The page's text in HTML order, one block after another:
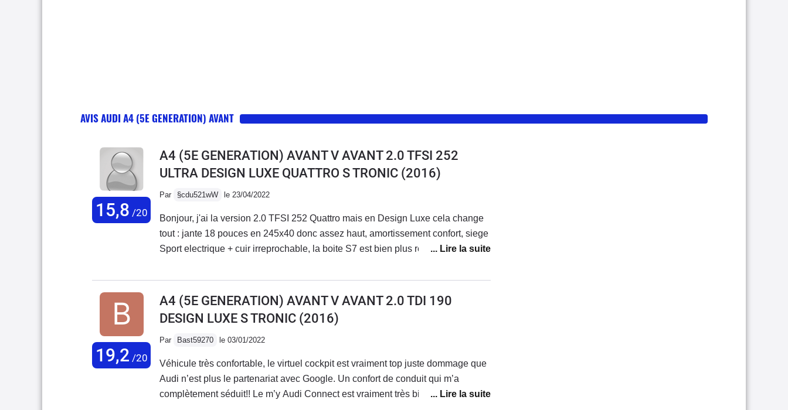
AVIS AUDI A4 (5E GENERATION) AVANT
15,8 /20
A4 (5E GENERATION) AVANT V AVANT 2.0 TFSI 252
ULTRA DESIGN LUXE QUATTRO S TRONIC (2016)
Par §cdu521wW le 23/04/2022
Bonjour, j'ai la version 2.0 TFSI 252 Quattro mais en Design Luxe cela change
tout : jante 18 pouces en 245x40 donc assez haut, amortissement confort, siege
Sport electrique + cuir irreprochable, la boite S7 est bien plus reactive que sur la
douceur et dans un silence surprenant ( vitre AV feuilletée ). Pour autant le
chrono est seul juge 26 s au 1000 m et 5.9 s au 0 a 100 meme la BMW 330 i est
battue....Trés bonne routiere confortable tout en etant dynamique,
silencieuse.Pour moi c'est le compromis ideale entre la BMW et la
Mercedes.Bonne route CD
19,2 /20
A4 (5E GENERATION) AVANT V AVANT 2.0 TDI 190
DESIGN LUXE S TRONIC (2016)
Par Bast59270 le 03/01/2022
Véhicule très confortable, le virtuel cockpit est vraiment top juste dommage que
Audi n’est plus le partenariat avec Google. Un confort de conduit qui m’a
complètement séduit!! Le m’y Audi Connect est vraiment très bien avec une